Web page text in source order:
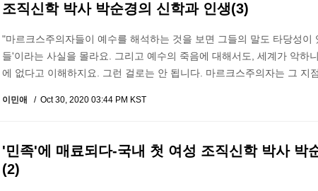
조직신학 박사 박순경의 신학과 인생(3)
"마르크스주의자들이 예수를 해석하는 것을 보면 그들의 말도 타당성이
들'이라는 사실을 몰라요. 그리고 예수의 죽음에 대해서도, 세계가 악하
에 없다고 이해하지요. 그런 걸로는 안 됩니다. 마르크스주의자는 그 지
이민애 Oct 30, 2020 03:44 PM KST
'민족'에 매료되다-국내 첫 여성 조직신학 박사 박
(2)